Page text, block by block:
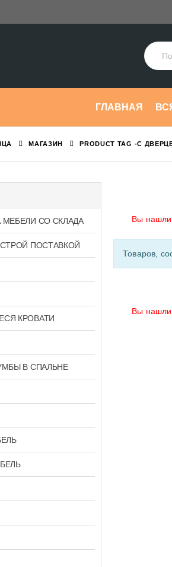
ГЛАВНАЯ
МАГАЗИН PRODUCT TAG -С
Вы нашли
Товаров,
Вы нашли
СО СКЛАДА
ПОСТАВКОЙ
КРОВАТИ
В СПАЛЬНЕ